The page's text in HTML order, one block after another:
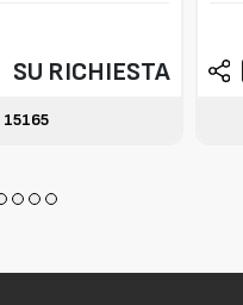
SU RICHIESTA
15165